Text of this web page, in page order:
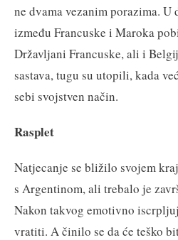
ne dvama vezanim porazima.
između Francuske i Maroka
Državljani Francuske, ali i
sastava, tugu su utopili, kada
sebi svojstven način.
Rasplet
Natjecanje se bližilo svojem
s Argentinom, ali trebalo je
Nakon takvog emotivno
vratiti. A činilo se da će teško